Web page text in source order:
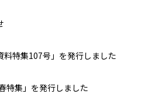
特集107号」を発行しました
特集」を発行しました